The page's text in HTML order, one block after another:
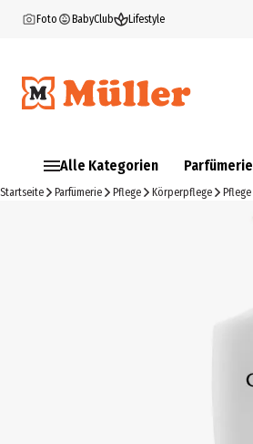
Foto BabyClub Lifestyle
Alle Kategorien Parfümerie
Startseite Parfümerie Pflege Körperpflege Pflege